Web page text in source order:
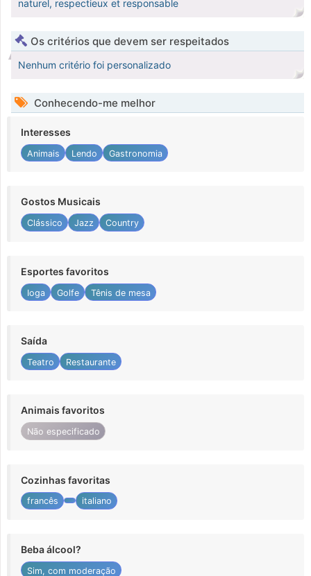
naturel, respectieux et responsable
Os critérios que devem ser respeitados
Nenhum critério foi personalizado
Conhecendo-me melhor
Interesses
Animais Lendo Gastronomia
Gostos Musicais
Clássico Jazz Country
Esportes favoritos
Ioga Golfe Tênis de mesa
Saída
Teatro Restaurante
Animais favoritos
Não especificado
Cozinhas favoritas
francês italiano
Beba álcool?
Sim, com moderação